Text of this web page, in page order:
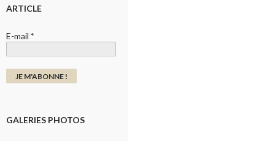
ARTICLE
E-mail *
GALERIES PHOTOS